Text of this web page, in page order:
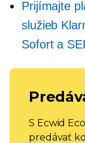
Prijímajte
služieb
Sofort a
S Ecwid
predávať